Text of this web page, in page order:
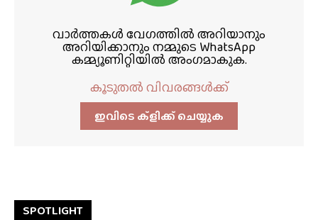
വാർത്തകൾ വേഗത്തിൽ അറിയാനും
അറിയിക്കാനും നമ്മുടെ WhatsApp
കമ്മ്യൂണിറ്റിയിൽ അംഗമാകുക.
കൂടുതൽ വിവരങ്ങൾക്ക്
ഇവിടെ ക്ളിക്ക്‌ ചെയ്യുക
SPOTLIGHT